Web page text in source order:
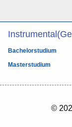
Bachelorstudium
Masterstudium
©